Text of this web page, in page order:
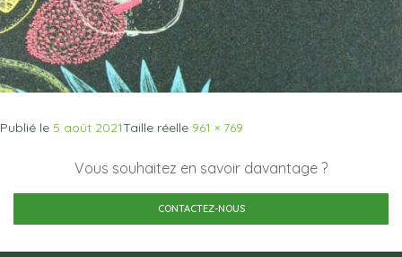
Publié le 5 août 2021Taille réelle 961 × 769
Vous souhaitez en savoir davantage ?
CONTACTEZ-NOUS